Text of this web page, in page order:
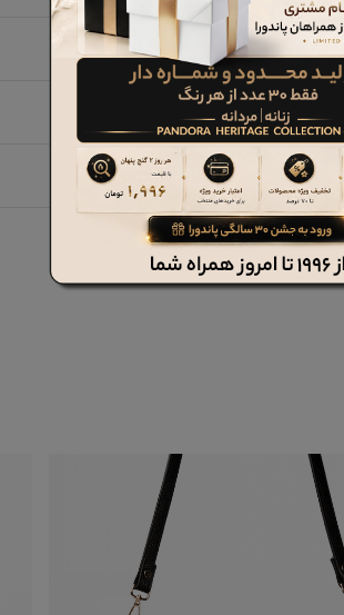
ارتفاع 16 عرض 19/5 قطر 8 cm
چرم طبیعی